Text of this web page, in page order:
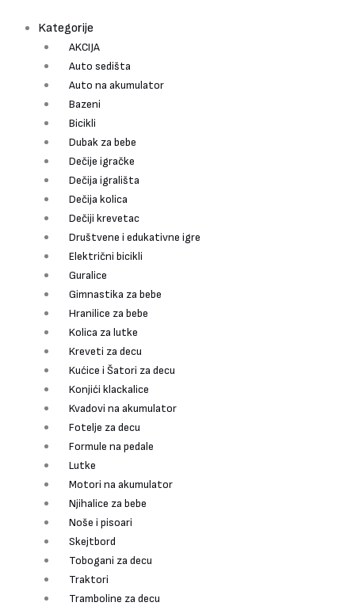
Kategorije
AKCIJA
Auto sedišta
Auto na akumulator
Bazeni
Bicikli
Dubak za bebe
Dečije igračke
Dečija igrališta
Dečija kolica
Dečiji krevetac
Društvene i edukativne igre
Električni bicikli
Guralice
Gimnastika za bebe
Hranilice za bebe
Kolica za lutke
Kreveti za decu
Kućice i Šatori za decu
Konjići klackalice
Kvadovi na akumulator
Fotelje za decu
Formule na pedale
Lutke
Motori na akumulator
Njihalice za bebe
Noše i pisoari
Skejtbord
Tobogani za decu
Traktori
Tramboline za decu